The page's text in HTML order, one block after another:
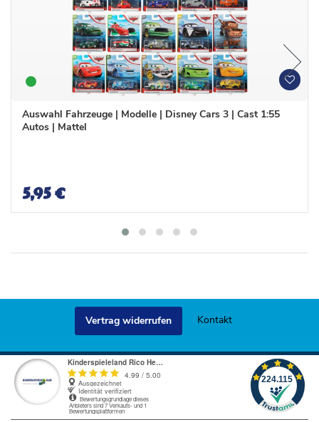
W
e
Auswahl Fahrzeuge | Modelle | Disney Cars 3 | Cast 1:55
Autos | Mattel
5,95 €
W
e
Vertrag widerrufen Kontakt